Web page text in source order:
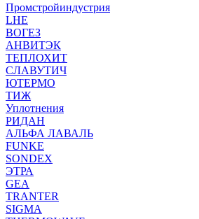
Промстройиндустрия
LHE
ВОГЕЗ
АНВИТЭК
ТЕПЛОХИТ
СЛАВУТИЧ
ЮТЕРМО
ТИЖ
Уплотнения
РИДАН
АЛЬФА ЛАВАЛЬ
FUNKE
SONDEX
ЭТРА
GEA
TRANTER
SIGMA